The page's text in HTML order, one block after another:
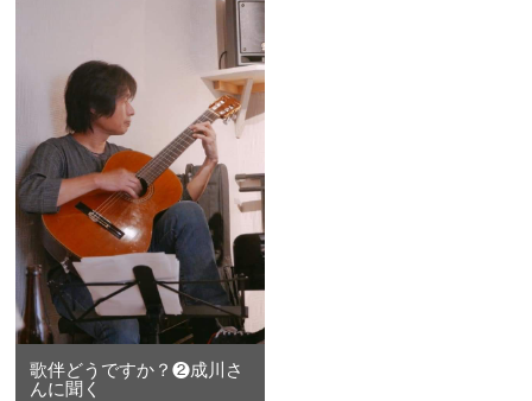
歌伴どうですか？❷成川さ
んに聞く